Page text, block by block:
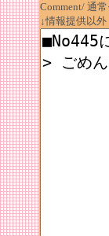
Comment/ 通
↓情報提供以